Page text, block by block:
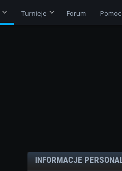
Turnieje Forum Pomoc
INFORMACJE